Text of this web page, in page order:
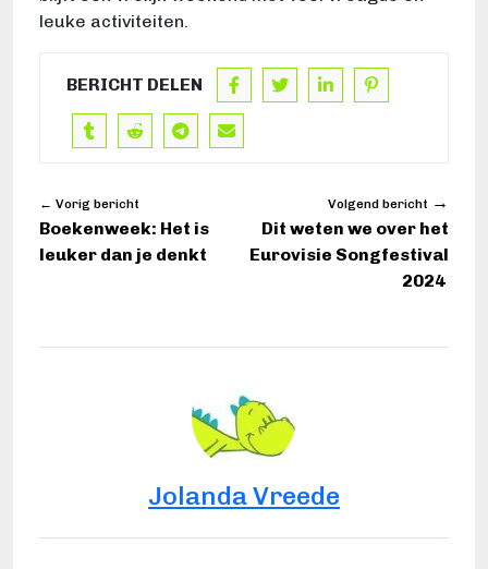
leuke activiteiten.
BERICHT DELEN
← Vorig bericht
Boekenweek: Het is
leuker dan je denkt
Volgend bericht →
Dit weten we over het
Eurovisie Songfestival
2024
Jolanda Vreede